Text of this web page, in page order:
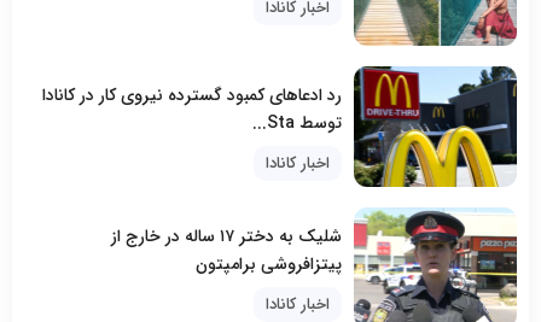
اخبار کانادا
رد ادعاهای کمبود گسترده نیروی کار در کانادا
توسط Sta...
اخبار کانادا
شلیک به دختر ۱۷ ساله در خارج از
پیتزافروشی برامپتون
اخبار کانادا